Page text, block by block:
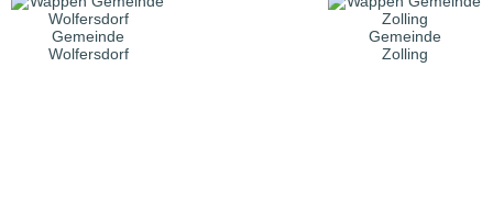
Gemeinde
Wolfersdorf
Gemeinde
Zolling